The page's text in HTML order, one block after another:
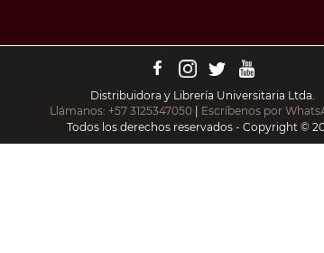
Distribuidora y Librería Universitaria Ltda.
Llámanos: +57 3125347050
Escríbenos por
Todos los derechos reservados - Copyright ©